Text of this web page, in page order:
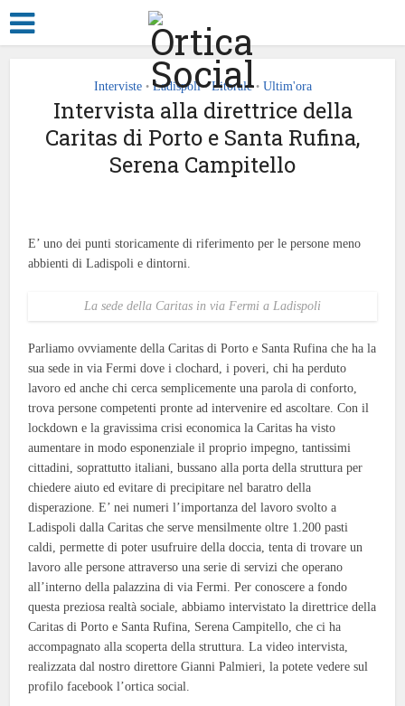
Interviste • Ladispoli • Litorale • Ultim'ora
Intervista alla direttrice della
Caritas di Porto e Santa Rufina,
Serena Campitello
E’ uno dei punti storicamente di riferimento per le persone meno
abbienti di Ladispoli e dintorni.
La sede della Caritas in via Fermi a Ladispoli
Parliamo ovviamente della Caritas di Porto e Santa Rufina che ha la
sua sede in via Fermi dove i clochard, i poveri, chi ha perduto
lavoro ed anche chi cerca semplicemente una parola di conforto,
trova persone competenti pronte ad intervenire ed ascoltare. Con il
lockdown e la gravissima crisi economica la Caritas ha visto
aumentare in modo esponenziale il proprio impegno, tantissimi
cittadini, soprattutto italiani, bussano alla porta della struttura per
chiedere aiuto ed evitare di precipitare nel baratro della
disperazione. E’ nei numeri l’importanza del lavoro svolto a
Ladispoli dalla Caritas che serve mensilmente oltre 1.200 pasti
caldi, permette di poter usufruire della doccia, tenta di trovare un
lavoro alle persone attraverso una serie di servizi che operano
all’interno della palazzina di via Fermi. Per conoscere a fondo
questa preziosa realtà sociale, abbiamo intervistato la direttrice della
Caritas di Porto e Santa Rufina, Serena Campitello, che ci ha
accompagnato alla scoperta della struttura. La video intervista,
realizzata dal nostro direttore Gianni Palmieri, la potete vedere sul
profilo facebook l’ortica social.